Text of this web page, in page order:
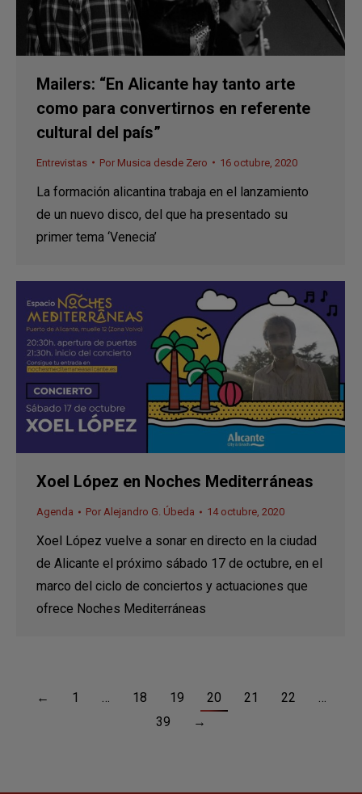
Mailers: “En Alicante hay tanto arte
como para convertirnos en referente
cultural del país”
Entrevistas Por Musica desde Zero 16 octubre, 2020
La formación alicantina trabaja en el lanzamiento
de un nuevo disco, del que ha presentado su
primer tema ‘Venecia’
Xoel López en Noches Mediterráneas
Agenda Por Alejandro G. Úbeda 14 octubre, 2020
Xoel López vuelve a sonar en directo en la ciudad
de Alicante el próximo sábado 17 de octubre, en el
marco del ciclo de conciertos y actuaciones que
ofrece Noches Mediterráneas
← 1 … 18 19 20 21 22
…
39
→